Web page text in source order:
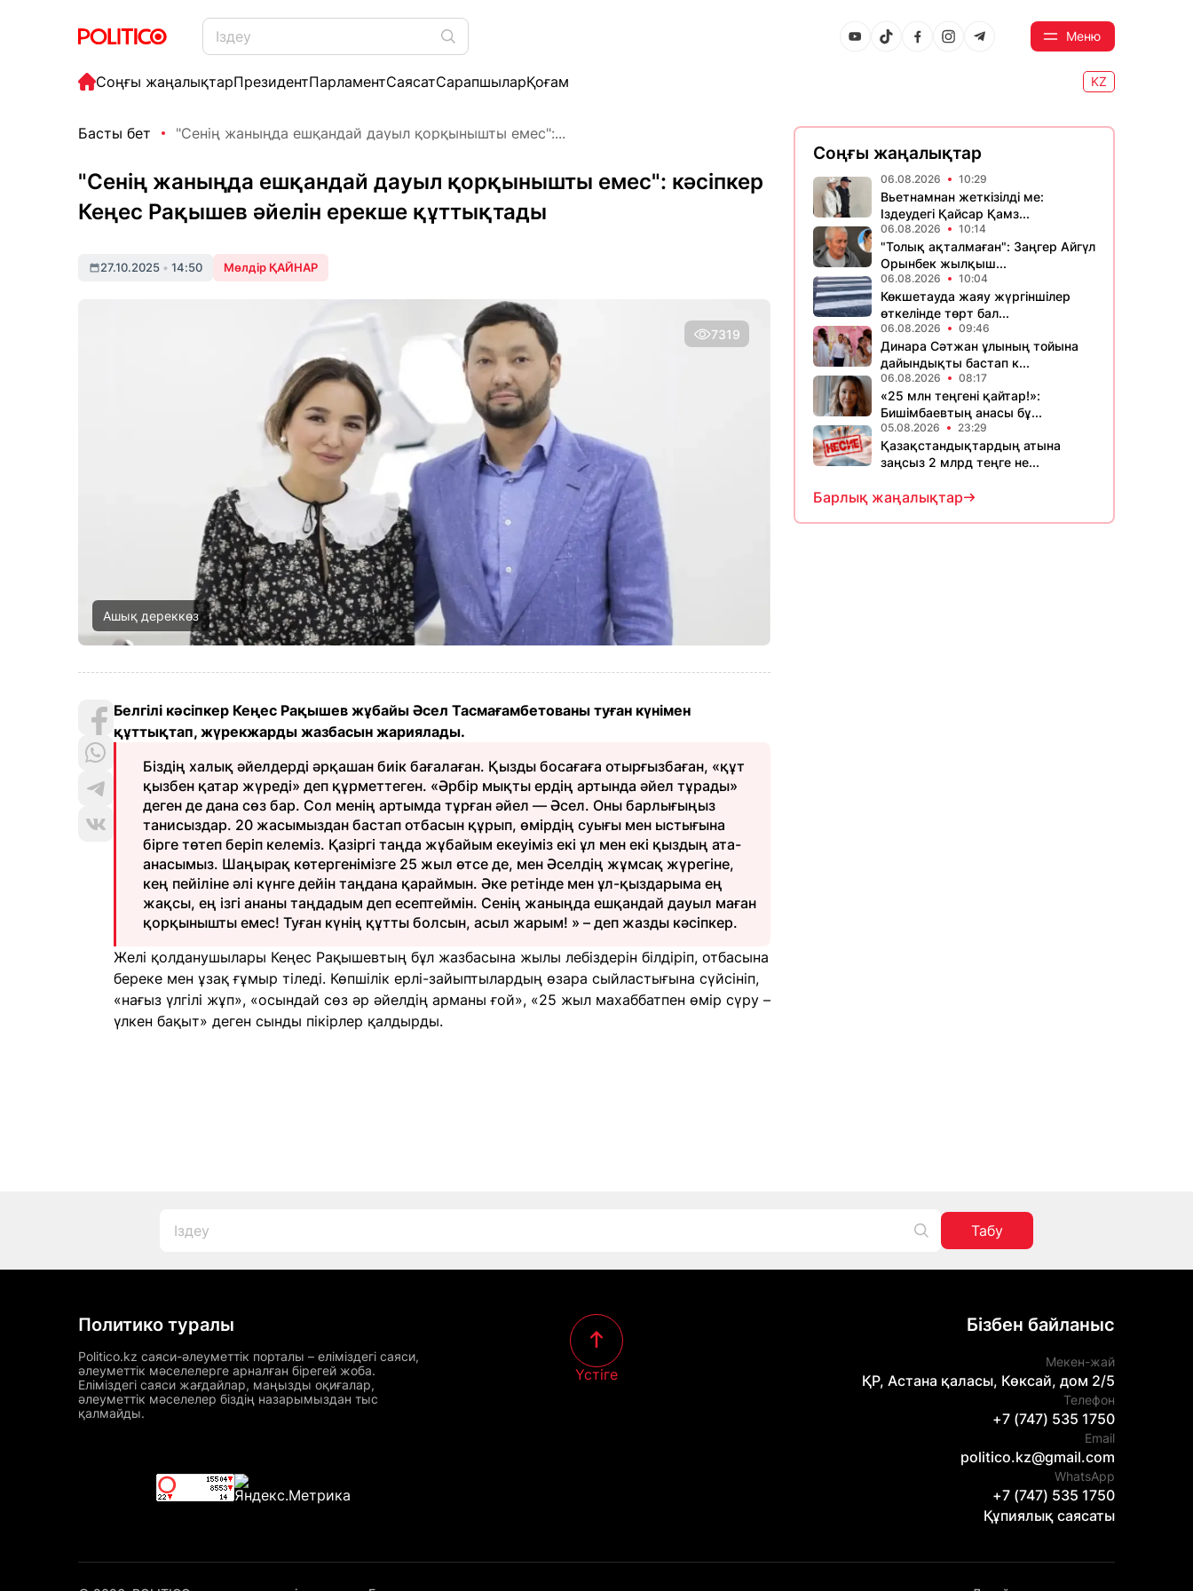
Меню
Соңғы жаңалықтарПрезидентПарламентСаясатСарапшыларҚоғам KZ
Басты бет "Сенің жаныңда ешқандай дауыл қорқынышты емес":...
"Сенің жаныңда ешқандай дауыл қорқынышты емес": кәсіпкер
Кеңес Рақышев әйелін ерекше құттықтады
27.10.2025 • 14:50 Мөлдір ҚАЙНАР
7319
Ашық дереккөз
Белгілі кәсіпкер Кеңес Рақышев жұбайы Әсел Тасмағамбетованы туған күнімен
құттықтап, жүрекжарды жазбасын жариялады.
Біздің халық әйелдерді әрқашан биік бағалаған. Қызды босағаға отырғызбаған, «құт
қызбен қатар жүреді» деп құрметтеген. «Әрбір мықты ердің артында әйел тұрады»
деген де дана сөз бар. Сол менің артымда тұрған әйел — Әсел. Оны барлығыңыз
танисыздар. 20 жасымыздан бастап отбасын құрып, өмірдің суығы мен ыстығына
бірге төтеп беріп келеміз. Қазіргі таңда жұбайым екеуіміз екі ұл мен екі қыздың ата-
анасымыз. Шаңырақ көтергенімізге 25 жыл өтсе де, мен Әселдің жұмсақ жүрегіне,
кең пейіліне әлі күнге дейін таңдана қараймын. Әке ретінде мен ұл-қыздарыма ең
жақсы, ең ізгі ананы таңдадым деп есептеймін. Сенің жаныңда ешқандай дауыл маған
қорқынышты емес! Туған күнің құтты болсын, асыл жарым! » – деп жазды кәсіпкер.
Желі қолданушылары Кеңес Рақышевтың бұл жазбасына жылы лебіздерін білдіріп, отбасына
береке мен ұзақ ғұмыр тіледі. Көпшілік ерлі-зайыптылардың өзара сыйластығына сүйсініп,
«нағыз үлгілі жұп», «осындай сөз әр әйелдің арманы ғой», «25 жыл махаббатпен өмір сүру –
үлкен бақыт» деген сынды пікірлер қалдырды.
Соңғы жаңалықтар
06.08.2026 10:29
Вьетнамнан жеткізілді ме:
Іздеудегі Қайсар Қамз...
06.08.2026 10:14
"Толық ақталмаған": Заңгер Айгүл
Орынбек жылқыш...
06.08.2026 10:04
Көкшетауда жаяу жүргіншілер
өткелінде төрт бал...
06.08.2026 09:46
Динара Сәтжан ұлының тойына
дайындықты бастап к...
06.08.2026 08:17
«25 млн теңгені қайтар!»:
Бишімбаевтың анасы бұ...
05.08.2026 23:29
Қазақстандықтардың атына
заңсыз 2 млрд теңге не...
Барлық жаңалықтар
Табу
Политико туралы
Politico.kz саяси-әлеуметтік порталы – еліміздегі саяси,
әлеуметтік мәселелерге арналған бірегей жоба.
Еліміздегі саяси жағдайлар, маңызды оқиғалар,
әлеуметтік мәселелер біздің назарымыздан тыс
қалмайды.
Үстіге
Бізбен байланыс
Мекен-жай
ҚР, Астана қаласы, Көксай, дом 2/5
Телефон
+7 (747) 535 1750
Email
politico.kz@gmail.com
WhatsApp
+7 (747) 535 1750
Құпиялық саясаты